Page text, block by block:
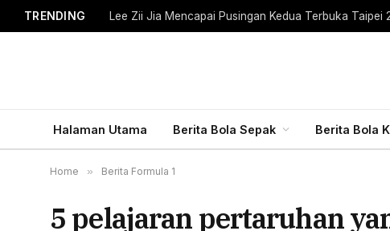
TRENDING Lee Zii Jia Mencapai Pusingan Kedua Terbuka Taipei
Halaman Utama Berita Bola Sepak Berita Bola
Home » Berita Formula 1
5 pelajaran pertaruhan